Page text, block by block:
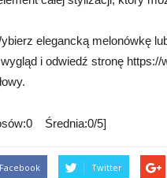
elegancką melonówkę
i odwiedź stronę
Średnia:0/5]
Facebook Twitter